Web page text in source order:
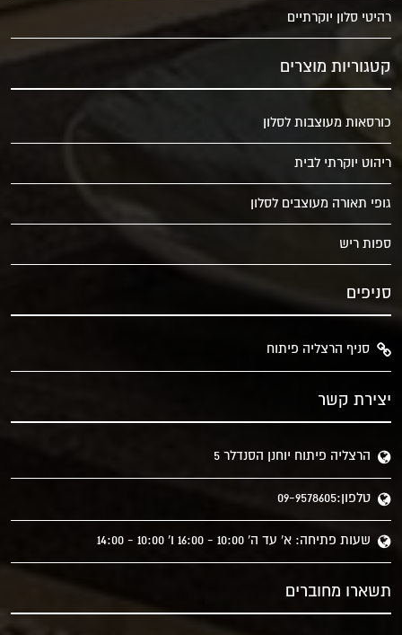
רהיטי סלון יוקרתיים
קטגוריות מוצרים
כורסאות מעוצבות לסלון
ריהוט יוקרתי לבית
גופי תאורה מעוצבים לסלון
ספות ריש
סניפים
סניף הרצליה פיתוח
יצירת קשר
הרצליה פיתוח יוחנן הסנדלר 5
טלפון:09-9578605
שעות פתיחה: א' עד ה' 10:00 - 16:00 ו' 10:00 - 14:00
תשארו מחוברים